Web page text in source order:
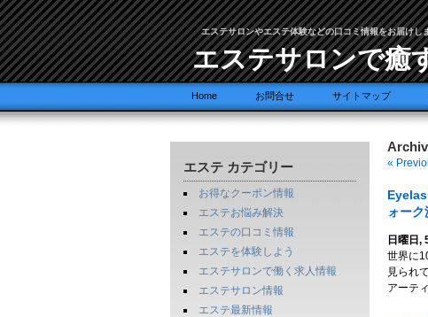
エステサロンやエステ体験などの口コミ情報をお届けし
エステサロンで癒
Home お問合せ サイトマップ
エステ カテゴリー
お得なクーポン情報
エステお悩み解決
エステの口コミ情報
エステを体験しよう
エステサロンで働く求人情報
エステサロン情報
エステ最新情報
«
ォー
日曜日,
世界に
見られ
アーテ